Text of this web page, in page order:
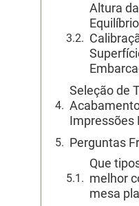
Altura
Seleção de
Impressões
Perguntas
Que
melhor
mesa